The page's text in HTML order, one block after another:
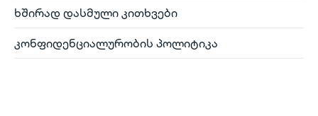
ხშირად დასმული კითხვები
კონფიდენციალურობის პოლიტიკა